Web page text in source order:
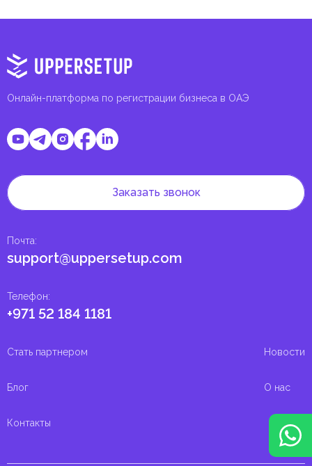
Онлайн-платформа по регистрации бизнеса в ОАЭ
Телефон:
+971 52 184 1181
Почта:
support@uppersetup.com
Заказать звонок
Стать партнером Новости
Блог О нас
Контакты